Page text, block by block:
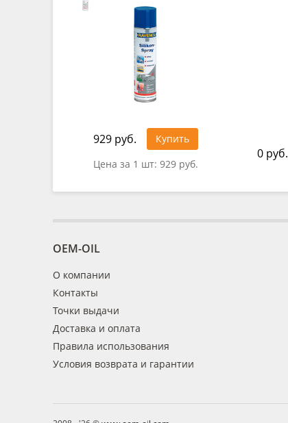
929 руб.
Купить
Цена за 1 шт: 929 руб.
0 руб.
OEM-OIL
О компании
Контакты
Точки выдачи
Доставка и оплата
Правила использования
Условия возврата и гарантии